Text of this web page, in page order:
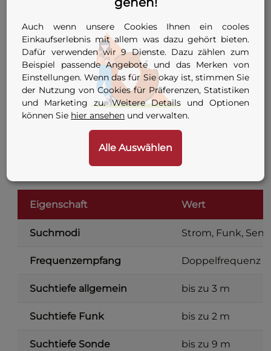
(Tiefenmessung, DBG)
Die Modelle mit Tiefenmessung verfügen
zusätzlich über einen Tiefenmesser mit Sender.
„Datenlogging", „USB-Transfer" und „GPS +
Bluetooth" betreffen die Dokumentation der
Messungen — wer Ortungsergebnisse später
am Rechner auswerten oder verorten muss,
greift zu den höheren Ausstattungsstufen.
Eigenschaft Wert
Suchmodi Strom, Funk,
Frequenzempfang Doppelfrequenz
Suchtiefe allgemein bis zu 3 m
Suchtiefe Funk bis zu 2 m
Suchtiefe Sonde bis zu 9 m
Auch wenn unsere Cookies Ihnen ein cooles
Einkaufserlebnis mit allem was dazu gehört bieten.
Dafür verwenden wir 9 Dienste. Dazu zählen zum
Beispiel passende Angebote und das Merken von
Einstellungen. Wenn das für Sie okay ist, stimmen Sie
der Nutzung von Cookies für Präferenzen, Statistiken
und Marketing zu. Weitere Details und Optionen
können Sie hier ansehen und verwalten.
Alle Auswählen